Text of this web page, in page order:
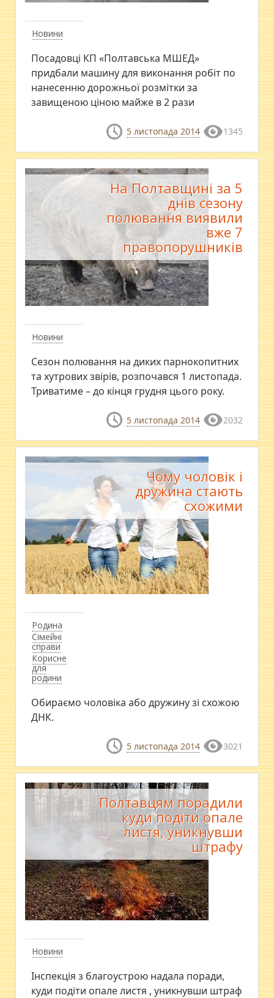
Новини
Посадовці КП «Полтавська МШЕД»
придбали машину для виконання робіт по
нанесенню дорожньої розмітки за
завищеною ціною майже в 2 рази
5 листопада 2014 1345
Новини
На Полтавщині за 5
днів сезону
полювання виявили
вже 7
правопорушників
Сезон полювання на диких парнокопитних
та хутрових звірів, розпочався 1 листопада.
Триватиме – до кінця грудня цього року.
5 листопада 2014 2032
Родина
Сімейні
справи
Корисне
для
родини
Чому чоловік і
дружина стають
схожими
Обираємо чоловіка або дружину зі схожою
ДНК.
5 листопада 2014 3021
Новини
Полтавцям порадили
куди подіти опале
листя, уникнувши
штрафу
Інспекція з благоустрою надала поради,
куди подіти опале листя , уникнувши штраф